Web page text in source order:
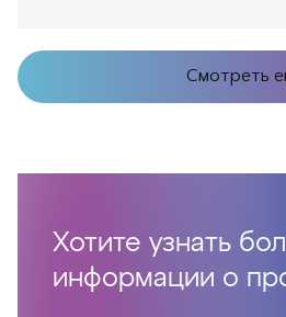
Смотреть
Хотите узнать
информации о